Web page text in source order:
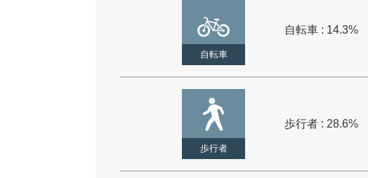
自転車
自転車 : 14.3%
歩行者
歩行者 : 28.6%